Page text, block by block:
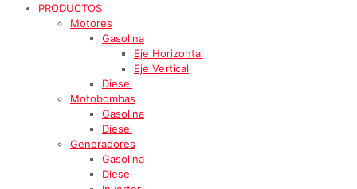
PRODUCTOS
Motores
Gasolina
Eje Horizontal
Eje Vertical
Diesel
Motobombas
Gasolina
Diesel
Generadores
Gasolina
Diesel